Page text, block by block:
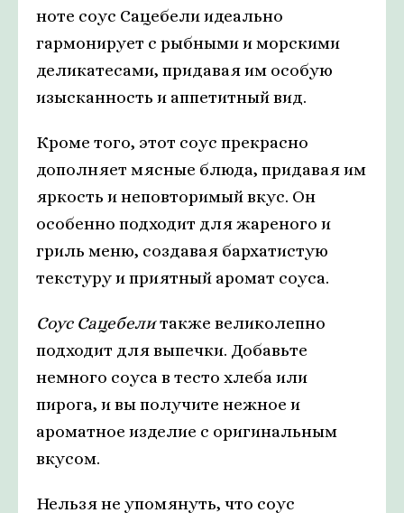
ноте соус Сацебели идеально
гармонирует с рыбными и морскими
деликатесами, придавая им особую
изысканность и аппетитный вид.
Кроме того, этот соус прекрасно
дополняет мясные блюда, придавая им
яркость и неповторимый вкус. Он
особенно подходит для жареного и
гриль меню, создавая бархатистую
текстуру и приятный аромат соуса.
Соус Сацебелитакже великолепно
подходит для выпечки. Добавьте
немного соуса в тесто хлеба или
пирога, и вы получите нежное и
ароматное изделие с оригинальным
вкусом.
Нельзя не упомянуть, что соус